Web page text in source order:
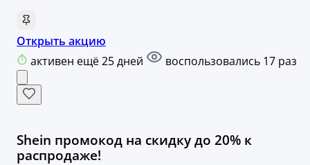
Открыть акцию
активен ещё 25 дней
воспользовались 17 раз
Shein промокод на скидку до 20% к
распродаже!